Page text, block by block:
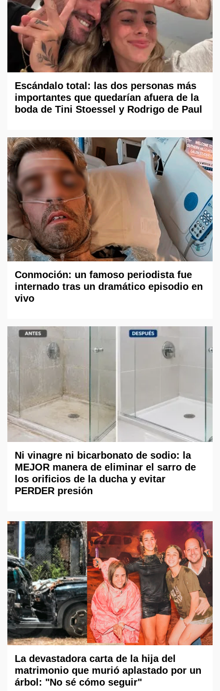
Escándalo total: las dos personas más
importantes que quedarían afuera de la
boda de Tini Stoessel y Rodrigo de Paul
Conmoción: un famoso periodista fue
internado tras un dramático episodio en
vivo
Ni vinagre ni bicarbonato de sodio: la
MEJOR manera de eliminar el sarro de
los orificios de la ducha y evitar
PERDER presión
La devastadora carta de la hija del
matrimonio que murió aplastado por un
árbol: "No sé cómo seguir"